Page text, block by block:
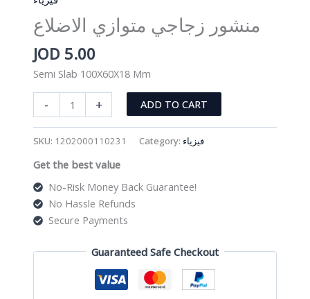
منشور زجاجي متوازي الاضلاع
JOD 5.00
Semi Slab 100X60X18 Mm
-
زجاجي
quantity
+ ADD TO CART
SKU: 1202000110231 Category: فيزياء
Get the best value
No-Risk Money Back Guarantee!
No Hassle Refunds
Secure Payments
Guaranteed Safe Checkout